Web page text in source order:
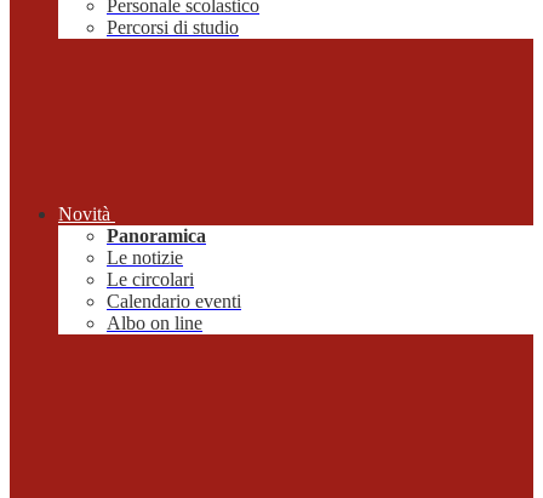
Personale scolastico
Percorsi di studio
Novità
Panoramica
Le notizie
Le circolari
Calendario eventi
Albo on line